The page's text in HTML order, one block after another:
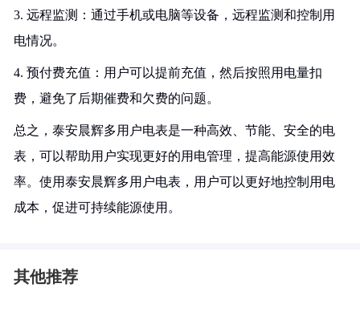
3. 远程监测：通过手机或电脑等设备，远程监测和控制用
电情况。
4. 预付费充值：用户可以提前充值，然后按照用电量扣
费，避免了后期催费和欠费的问题。
总之，泰安晨辉多用户电表是一种高效、节能、安全的电
表，可以帮助用户实现更好的用电管理，提高能源使用效
率。使用泰安晨辉多用户电表，用户可以更好地控制用电
成本，促进可持续能源使用。
其他推荐